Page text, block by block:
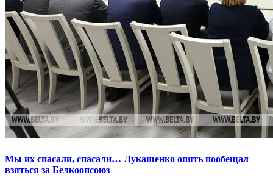
Мы их спасали, спасали… Лукашенко опять пообещал
взяться за Белкоопсоюз